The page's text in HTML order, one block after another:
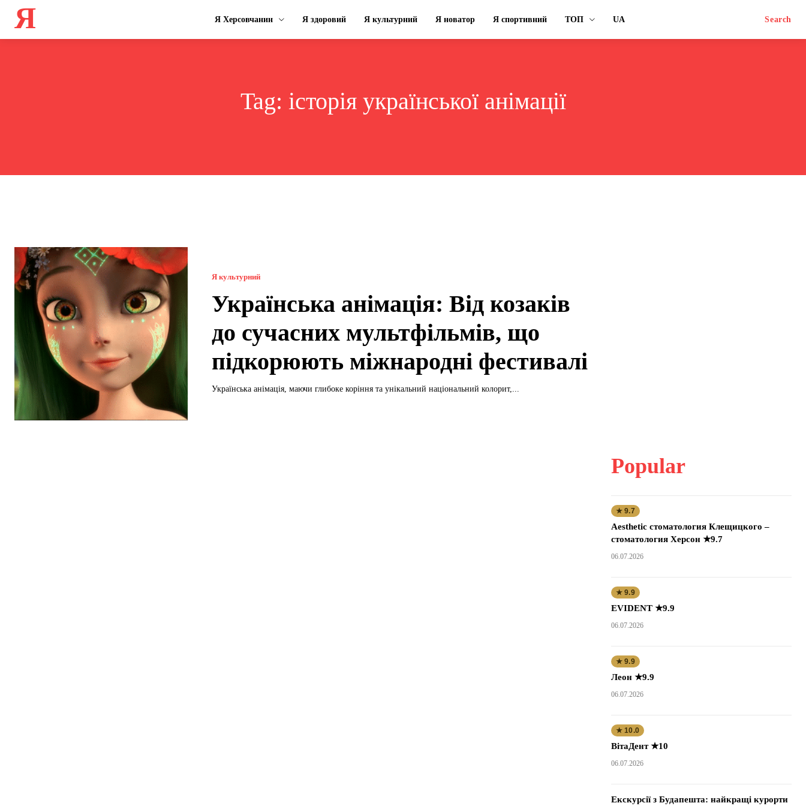
Я Я Херсовчанин Я здоровий Я культурний Я новатор Я спортивний ТОП UA Search
Tag: історія української анімації
Я культурний
Українська анімація: Від козаків
до сучасних мультфільмів, що
підкорюють міжнародні фестивалі
Українська анімація, маючи глибоке коріння та унікальний національний колорит,...
Popular
★ 9.7
Aesthetic стоматология Клещицкого –
стоматология Херсон ★9.7
06.07.2026
★ 9.9
EVIDENT ★9.9
06.07.2026
★ 9.9
Леон ★9.9
06.07.2026
★ 10.0
ВітаДент ★10
06.07.2026
Екскурсії з Будапешта: найкращі курорти